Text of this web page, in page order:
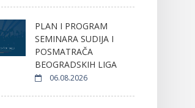
PLAN I PROGRAM
SEMINARA SUDIJA I
POSMATRAČA
BEOGRADSKIH LIGA
06.08.2026